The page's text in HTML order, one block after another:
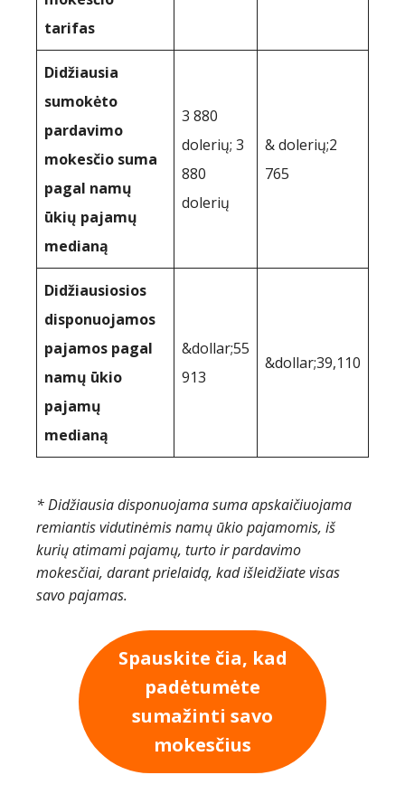
tarifas
Didžiausia
sumokėto
pardavimo
mokesčio suma
pagal namų
ūkių pajamų
medianą
3 880
dolerių; 3
880
dolerių
& dolerių;2
765
Didžiausiosios
disponuojamos
pajamos pagal
namų ūkio
pajamų
medianą
&dollar;55
913
&dollar;39,110
* Didžiausia disponuojama suma apskaičiuojama
remiantis vidutinėmis namų ūkio pajamomis, iš
kurių atimami pajamų, turto ir pardavimo
mokesčiai, darant prielaidą, kad išleidžiate visas
savo pajamas.
Spauskite čia, kad
padėtumėte
sumažinti savo
mokesčius